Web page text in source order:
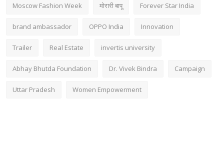
Moscow Fashion Week मोरारी बापू Forever Star India
brand ambassador OPPO India Innovation
Trailer Real Estate invertis university
Abhay Bhutda Foundation Dr. Vivek Bindra Campaign
Uttar Pradesh Women Empowerment